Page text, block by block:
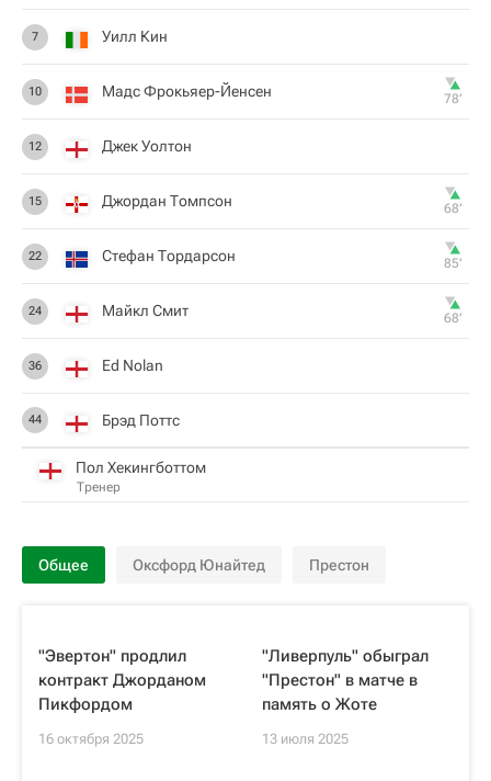
7 Уилл Кин
10 Мадс Фрокьяер-Йенсен 78‎’‎
12 Джек Уолтон
15 Джордан Томпсон 68‎’‎
22 Стефан Тордарсон 85‎’‎
24 Майкл Смит 68‎’‎
36 Ed Nolan
44 Брэд Поттс
Пол Хекингботтом
Тренер
Общее Оксфорд Юнайтед Престон
"Эвертон" продлил
контракт Джорданом
Пикфордом
16 октября 2025
"Ливерпуль" обыграл
"Престон" в матче в
память о Жоте
13 июля 2025